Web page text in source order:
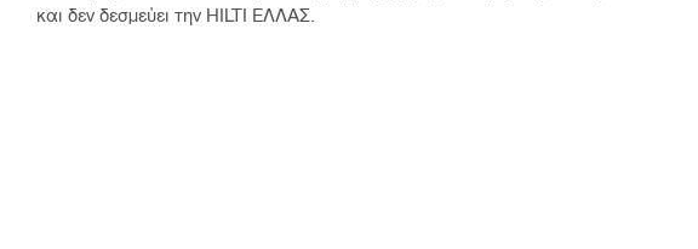
και δεν δεσμεύει την HILTI ΕΛΛΑΣ.